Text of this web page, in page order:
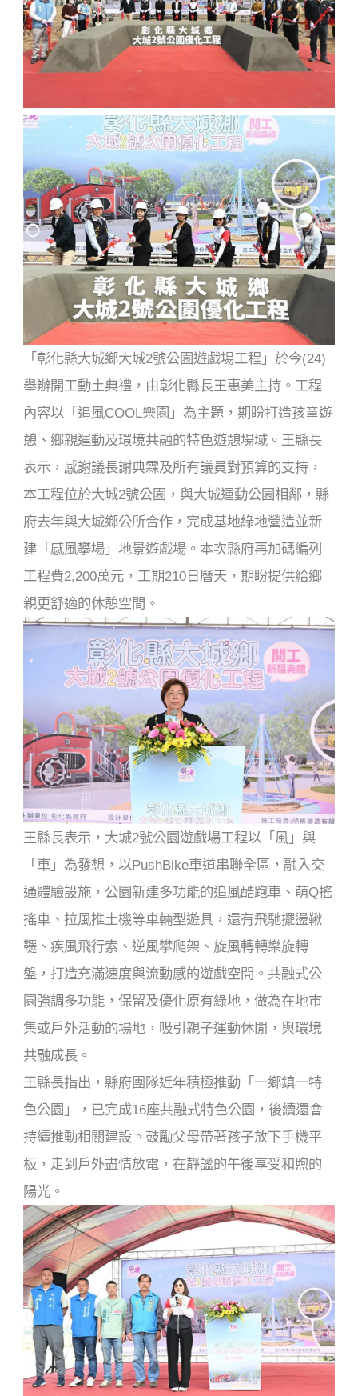
「彰化縣大城鄉大城2號公園遊戲場工程」於今(24)
舉辦開工動土典禮，由彰化縣長王惠美主持。工程
內容以「追風COOL樂園」為主題，期盼打造孩童遊
憩、鄉親運動及環境共融的特色遊憩場域。王縣長
表示，感謝議長謝典霖及所有議員對預算的支持，
本工程位於大城2號公園，與大城運動公園相鄰，縣
府去年與大城鄉公所合作，完成基地綠地營造並新
建「感風攀場」地景遊戲場。本次縣府再加碼編列
工程費2,200萬元，工期210日曆天，期盼提供給鄉
親更舒適的休憩空間。
王縣長表示，大城2號公園遊戲場工程以「風」與
「車」為發想，以PushBike車道串聯全區，融入交
通體驗設施，公園新建多功能的追風酷跑車、萌Q搖
搖車、拉風推土機等車輛型遊具，還有飛馳擺盪鞦
韆、疾風飛行索、逆風攀爬架、旋風轉轉樂旋轉
盤，打造充滿速度與流動感的遊戲空間。共融式公
園強調多功能，保留及優化原有綠地，做為在地市
集或戶外活動的場地，吸引親子運動休閒，與環境
共融成長。
王縣長指出，縣府團隊近年積極推動「一鄉鎮一特
色公園」，已完成16座共融式特色公園，後續還會
持續推動相關建設。鼓勵父母帶著孩子放下手機平
板，走到戶外盡情放電，在靜謐的午後享受和煦的
陽光。